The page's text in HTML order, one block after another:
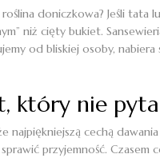
doniczkowa? Jeśli tata
niż cięty bukiet.
od bliskiej osoby, nabiera
który nie
najpiękniejszą cechą
przyjemność. Czasem